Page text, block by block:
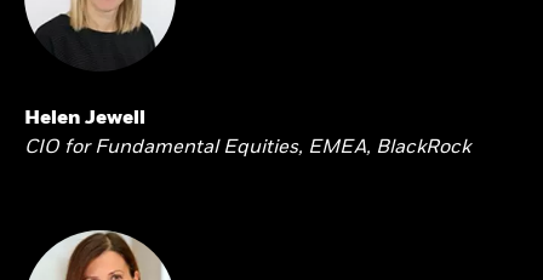
Helen Jewell
CIO for Fundamental Equities, EMEA, BlackRock